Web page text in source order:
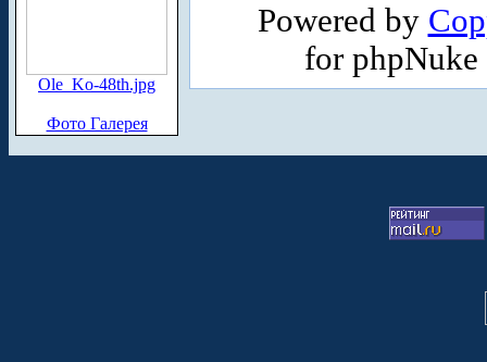
Ole_Ko-48th.jpg
Фото Галерея
Powered by
for